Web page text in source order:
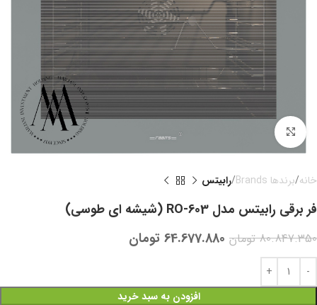
بزرگنمایی تصویر
خانه برندها Brands رابیتس
فر برقی رابیتس مدل RO-603 (شیشه ای طوسی)
80.847.350تومان 64.677.880 تومان
افزودن به سبد خرید